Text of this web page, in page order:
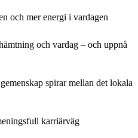
och mer energi i vardagen
och vardag – och uppnå
spirar mellan det lokala
karriärväg